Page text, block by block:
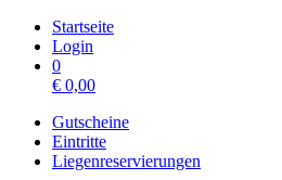
Startseite
Login
0
€ 0,00
Gutscheine
Eintritte
Liegenreservierungen